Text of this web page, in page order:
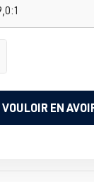
VOULOIR EN